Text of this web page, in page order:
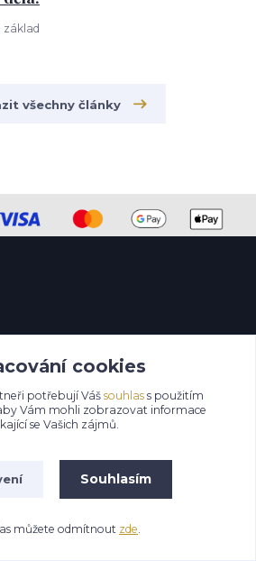
základ
všechny články
cookies
potřebují Váš souhlass použitím
Vám mohli zobrazovat informace
se Vašich zájmů.
Souhlasím
můžete odmítnout zde